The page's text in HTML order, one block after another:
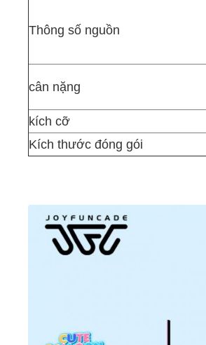
Thông số nguồn
cân nặng
kích cỡ
Kích thước đóng gói